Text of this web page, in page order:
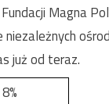
Magna
już od teraz.
8%